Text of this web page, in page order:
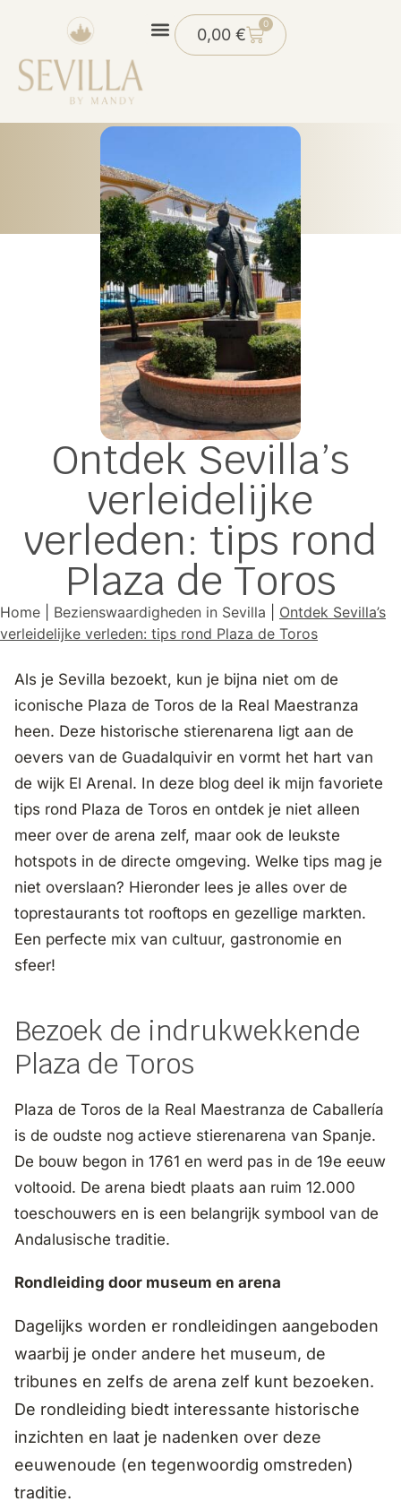
0,00€
0
Ontdek Sevilla’s
verleidelijke
verleden: tips rond
Plaza de Toros
Home Bezienswaardigheden in Sevilla
Ontdek Sevilla’s
verleidelijke verleden: tips rond Plaza de Toros
Als je Sevilla bezoekt, kun je bijna niet om de
iconische Plaza de Toros de la Real Maestranza
heen. Deze historische stierenarena ligt aan de
oevers van de Guadalquivir en vormt het hart van
de wijk El Arenal. In deze blog deel ik mijn favoriete
tips rond Plaza de Toros en ontdek je niet alleen
meer over de arena zelf, maar ook de leukste
hotspots in de directe omgeving. Welke tips mag je
niet overslaan? Hieronder lees je alles over de
toprestaurants tot rooftops en gezellige markten.
Een perfecte mix van cultuur, gastronomie en
sfeer!
Bezoek de indrukwekkende
Plaza de Toros
Plaza de Toros de la Real Maestranza de Caballería
is de oudste nog actieve stierenarena van Spanje.
De bouw begon in 1761 en werd pas in de 19e eeuw
voltooid. De arena biedt plaats aan ruim 12.000
toeschouwers en is een belangrijk symbool van de
Andalusische traditie.
Rondleiding door museum en arena
Dagelijks worden er rondleidingen aangeboden
waarbij je onder andere het museum, de
tribunes en zelfs de arena zelf kunt bezoeken.
De rondleiding biedt interessante historische
inzichten en laat je nadenken over deze
eeuwenoude (en tegenwoordig omstreden)
traditie.